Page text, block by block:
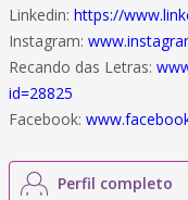
Linkedin: https://
Instagram:
Recando das Letras:
id=28825
Facebook:
Perfil completo